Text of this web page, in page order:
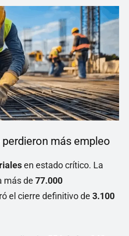
más empleo
en estado crítico. La
más de 77.000
el cierre definitivo de 3.100